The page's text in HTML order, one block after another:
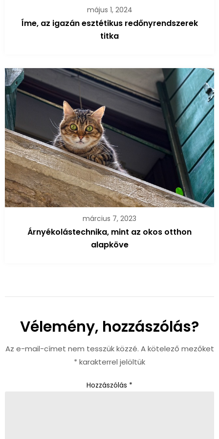
május 1, 2024
Íme, az igazán esztétikus redőnyrendszerek
titka
március 7, 2023
Árnyékolástechnika, mint az okos otthon
alapköve
Vélemény, hozzászólás?
Az e-mail-címet nem tesszük közzé. A kötelező mezőket
* karakterrel jelöltük
Hozzászólás *